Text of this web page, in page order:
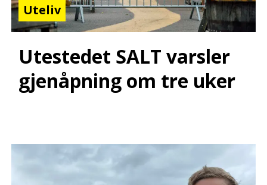
Uteliv
Utestedet SALT varsler
gjenåpning om tre uker